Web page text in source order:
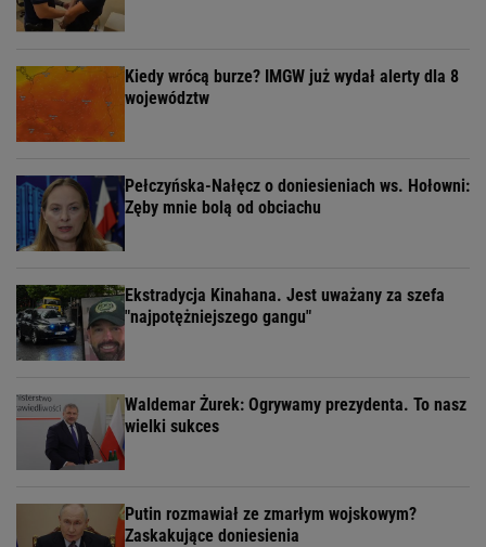
Kiedy wrócą burze? IMGW już wydał alerty dla 8
województw
Pełczyńska-Nałęcz o doniesieniach ws. Hołowni:
Zęby mnie bolą od obciachu
Ekstradycja Kinahana. Jest uważany za szefa
"najpotężniejszego gangu"
Waldemar Żurek: Ogrywamy prezydenta. To nasz
wielki sukces
Putin rozmawiał ze zmarłym wojskowym?
Zaskakujące doniesienia